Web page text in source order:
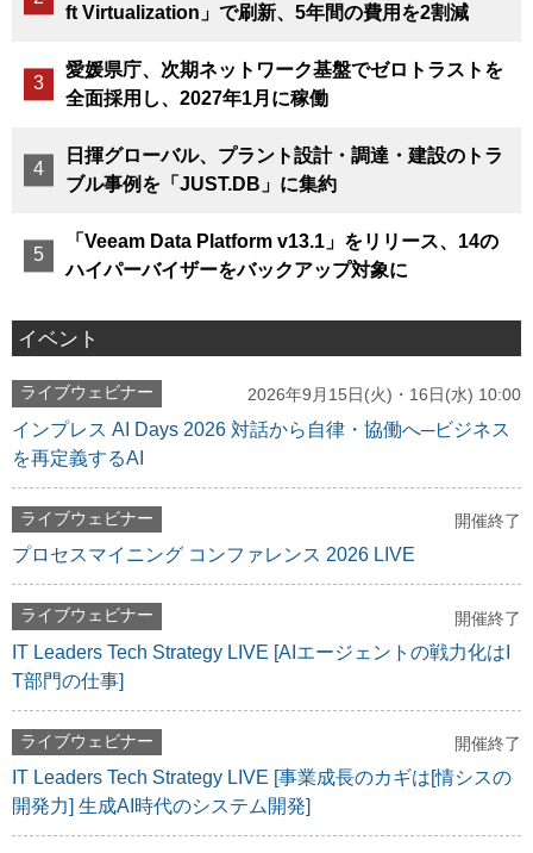
ft Virtualization」で刷新、5年間の費用を2割減
愛媛県庁、次期ネットワーク基盤でゼロトラストを
全面採用し、2027年1月に稼働
日揮グローバル、プラント設計・調達・建設のトラ
ブル事例を「JUST.DB」に集約
「Veeam Data Platform v13.1」をリリース、14の
ハイパーバイザーをバックアップ対象に
イベント
ライブウェビナー 2026年9月15日(火)・16日(水) 10:00
インプレス AI Days 2026 対話から自律・協働へ─ビジネス
を再定義するAI
ライブウェビナー 開催終了
プロセスマイニング コンファレンス 2026 LIVE
ライブウェビナー 開催終了
IT Leaders Tech Strategy LIVE [AIエージェントの戦力化はI
T部門の仕事]
ライブウェビナー 開催終了
IT Leaders Tech Strategy LIVE [事業成長のカギは[情シスの
開発力] 生成AI時代のシステム開発]